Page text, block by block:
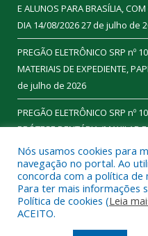
E ALUNOS PARA BRASÍLIA,
DIA 14/08/202627 de julho de
PREGÃO ELETRÔNICO SRP nº
MATERIAIS DE EXPEDIENTE,
de julho de 2026
PREGÃO ELETRÔNICO SRP nº
PRÓTESE DENTÁRIA (MAXILAR
Todos os direitos
Nós usamos cookies para
navegação no portal. Ao
concorda com a política
Para ter mais informações
Política de cookies (Leia
ACEITO.